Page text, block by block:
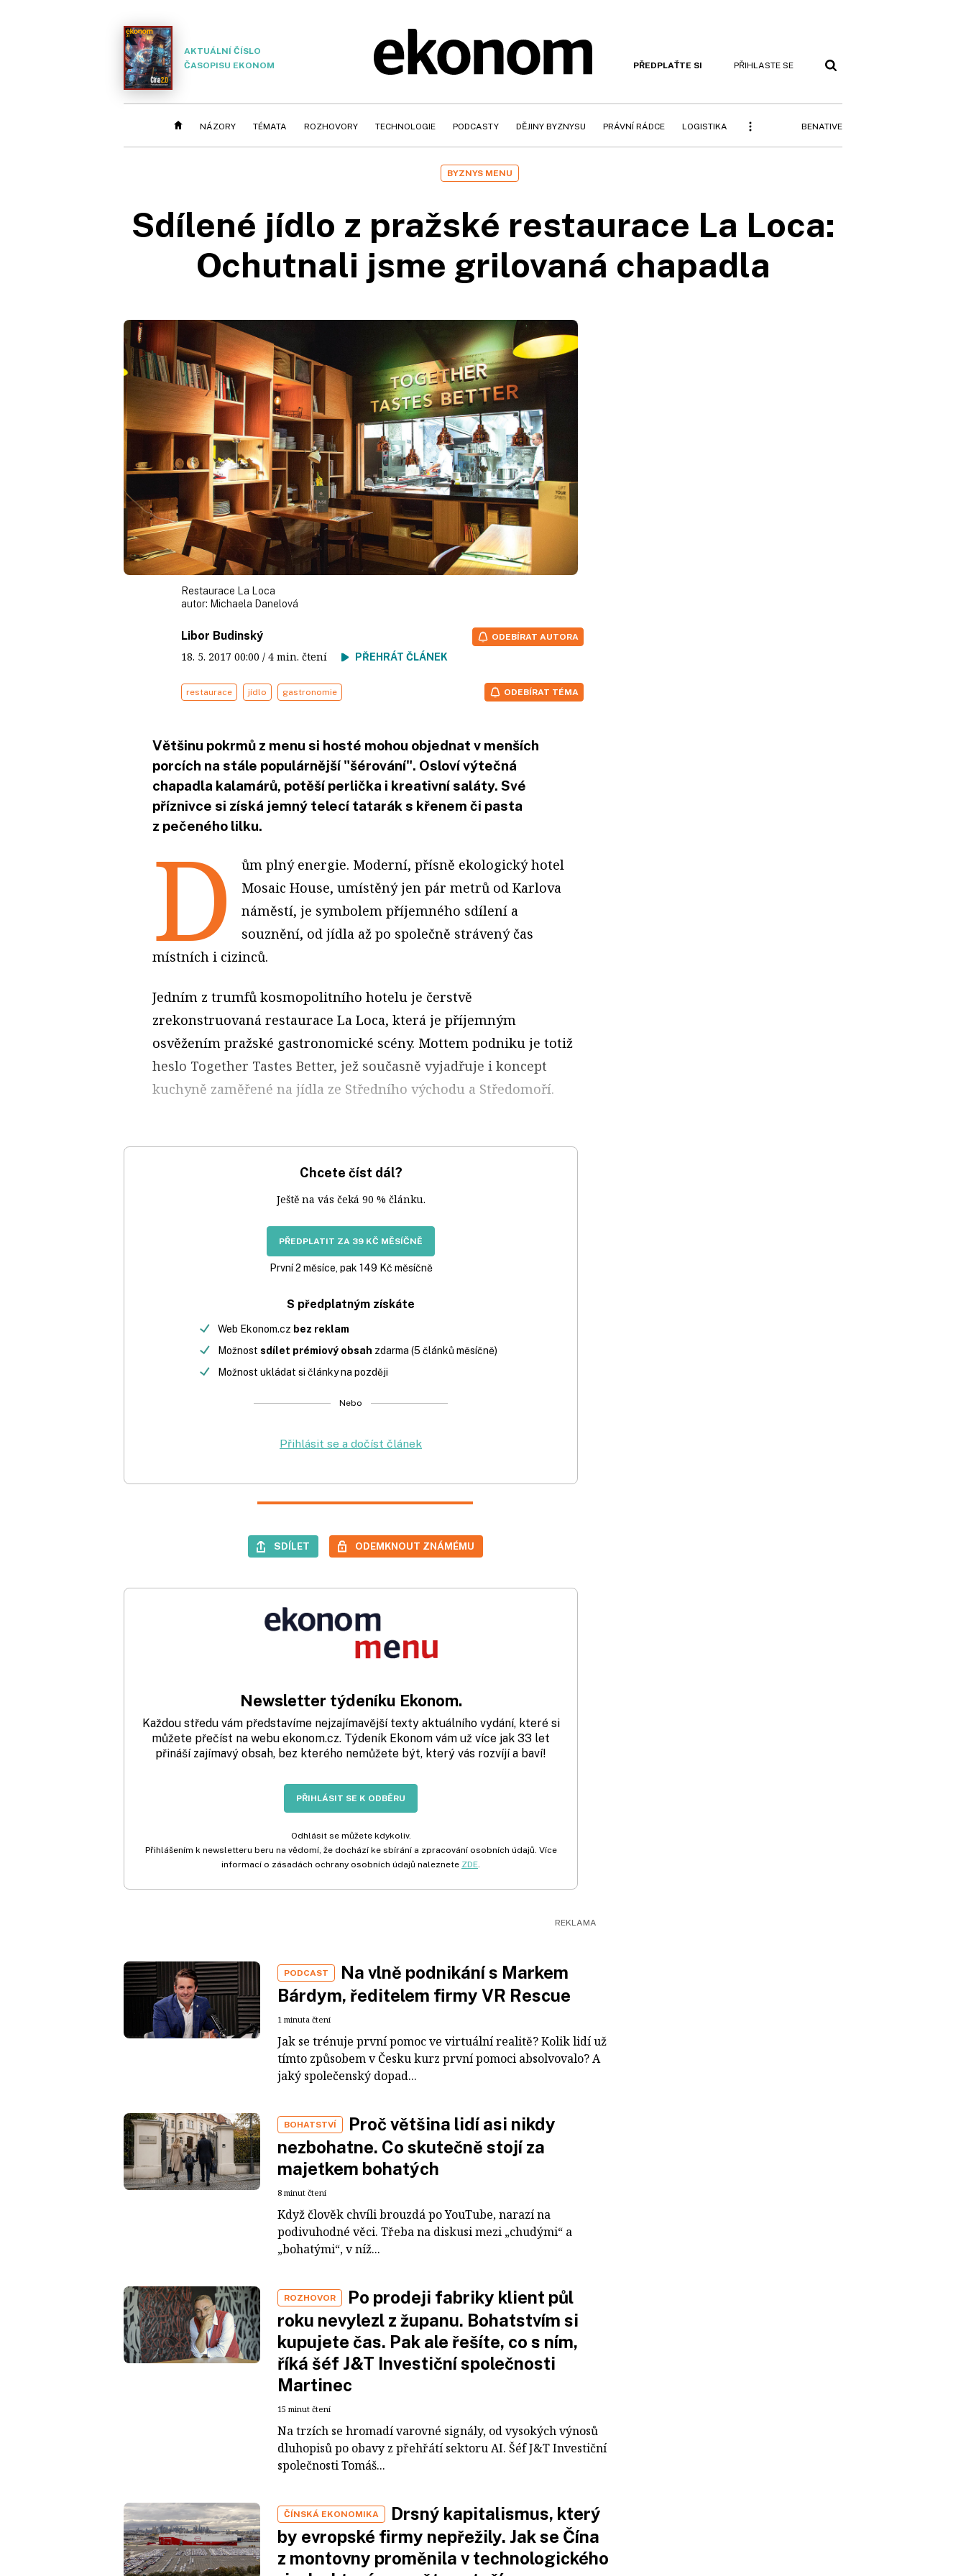
AKTUÁLNÍ ČÍSLO
ČASOPISU EKONOM
PŘEDPLAŤTE SI PŘIHLASTE SE
NÁZORY TÉMATA ROZHOVORY TECHNOLOGIE PODCASTY DĚJINY BYZNYSU PRÁVNÍ RÁDCE LOGISTIKA BENATIVE
BYZNYS MENU
Sdílené jídlo z pražské restaurace La Loca:
Ochutnali jsme grilovaná chapadla
Restaurace La Loca
autor: Michaela Danelová
Libor Budinský
18. 5. 2017 00:00 / 4 min. čtení PŘEHRÁT ČLÁNEK
ODEBÍRAT AUTORA
restaurace jídlo gastronomie ODEBÍRAT TÉMA
Většinu pokrmů z menu si hosté mohou objednat v menších
porcích na stále populárnější "šérování". Osloví výtečná
chapadla kalamárů, potěší perlička i kreativní saláty. Své
příznivce si získá jemný telecí tatarák s křenem či pasta
z pečeného lilku.
D
ům plný energie. Moderní, přísně ekologický hotel
Mosaic House, umístěný jen pár metrů od Karlova
náměstí, je symbolem příjemného sdílení a
souznění, od jídla až po společně strávený čas
místních i cizinců.
Jedním z trumfů kosmopolitního hotelu je čerstvě
zrekonstruovaná restaurace La Loca, která je příjemným
osvěžením pražské gastronomické scény. Mottem podniku je totiž
heslo Together Tastes Better, jež současně vyjadřuje i koncept
kuchyně zaměřené na jídla ze Středního východu a Středomoří.
Chcete číst dál?
Ještě na vás čeká 90 % článku.
PŘEDPLATIT ZA 39 KČ MĚSÍČNĚ
První 2 měsíce, pak 149 Kč měsíčně
S předplatným získáte
Web Ekonom.cz bez reklam
Možnost sdílet prémiový obsah zdarma (5 článků měsíčně)
Možnost ukládat si články na později
Nebo
Přihlásit se a dočíst článek
SDÍLET ODEMKNOUT ZNÁMÉMU
Newsletter týdeníku Ekonom.
Každou středu vám představíme nejzajímavější texty aktuálního vydání, které si
můžete přečíst na webu ekonom.cz. Týdeník Ekonom vám už více jak 33 let
přináší zajímavý obsah, bez kterého nemůžete být, který vás rozvíjí a baví!
PŘIHLÁSIT SE K ODBĚRU
Odhlásit se můžete kdykoliv.
Přihlášením k newsletteru beru na vědomí, že dochází ke sbírání a zpracování osobních údajů. Více
informací o zásadách ochrany osobních údajů naleznete ZDE.
PODCAST
Na vlně podnikání s Markem
Bárdym, ředitelem firmy VR Rescue
1 minuta čtení
Jak se trénuje první pomoc ve virtuální realitě? Kolik lidí už
tímto způsobem v Česku kurz první pomoci absolvovalo? A
jaký společenský dopad...
BOHATSTVÍ
Proč většina lidí asi nikdy
nezbohatne. Co skutečně stojí za
majetkem bohatých
8 minut čtení
Když člověk chvíli brouzdá po YouTube, narazí na
podivuhodné věci. Třeba na diskusi mezi „chudými“ a
„bohatými“, v níž...
ROZHOVOR
Po prodeji fabriky klient půl
roku nevylezl z županu. Bohatstvím si
kupujete čas. Pak ale řešíte, co s ním,
říká šéf J&T Investiční společnosti
Martinec
15 minut čtení
Na trzích se hromadí varovné signály, od vysokých výnosů
dluhopisů po obavy z přehřátí sektoru AI. Šéf J&T Investiční
společnosti Tomáš...
ČÍNSKÁ EKONOMIKA
Drsný kapitalismus, který
by evropské firmy nepřežily. Jak se Čína
z montovny proměnila v technologického